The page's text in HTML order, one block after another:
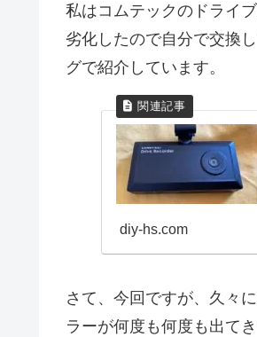
私はコムテックのドライ
劣化したので自分で交換
グで紹介しています。
diy-hs.com
さて、今回ですが、久々
ラーが何度も何度も出て